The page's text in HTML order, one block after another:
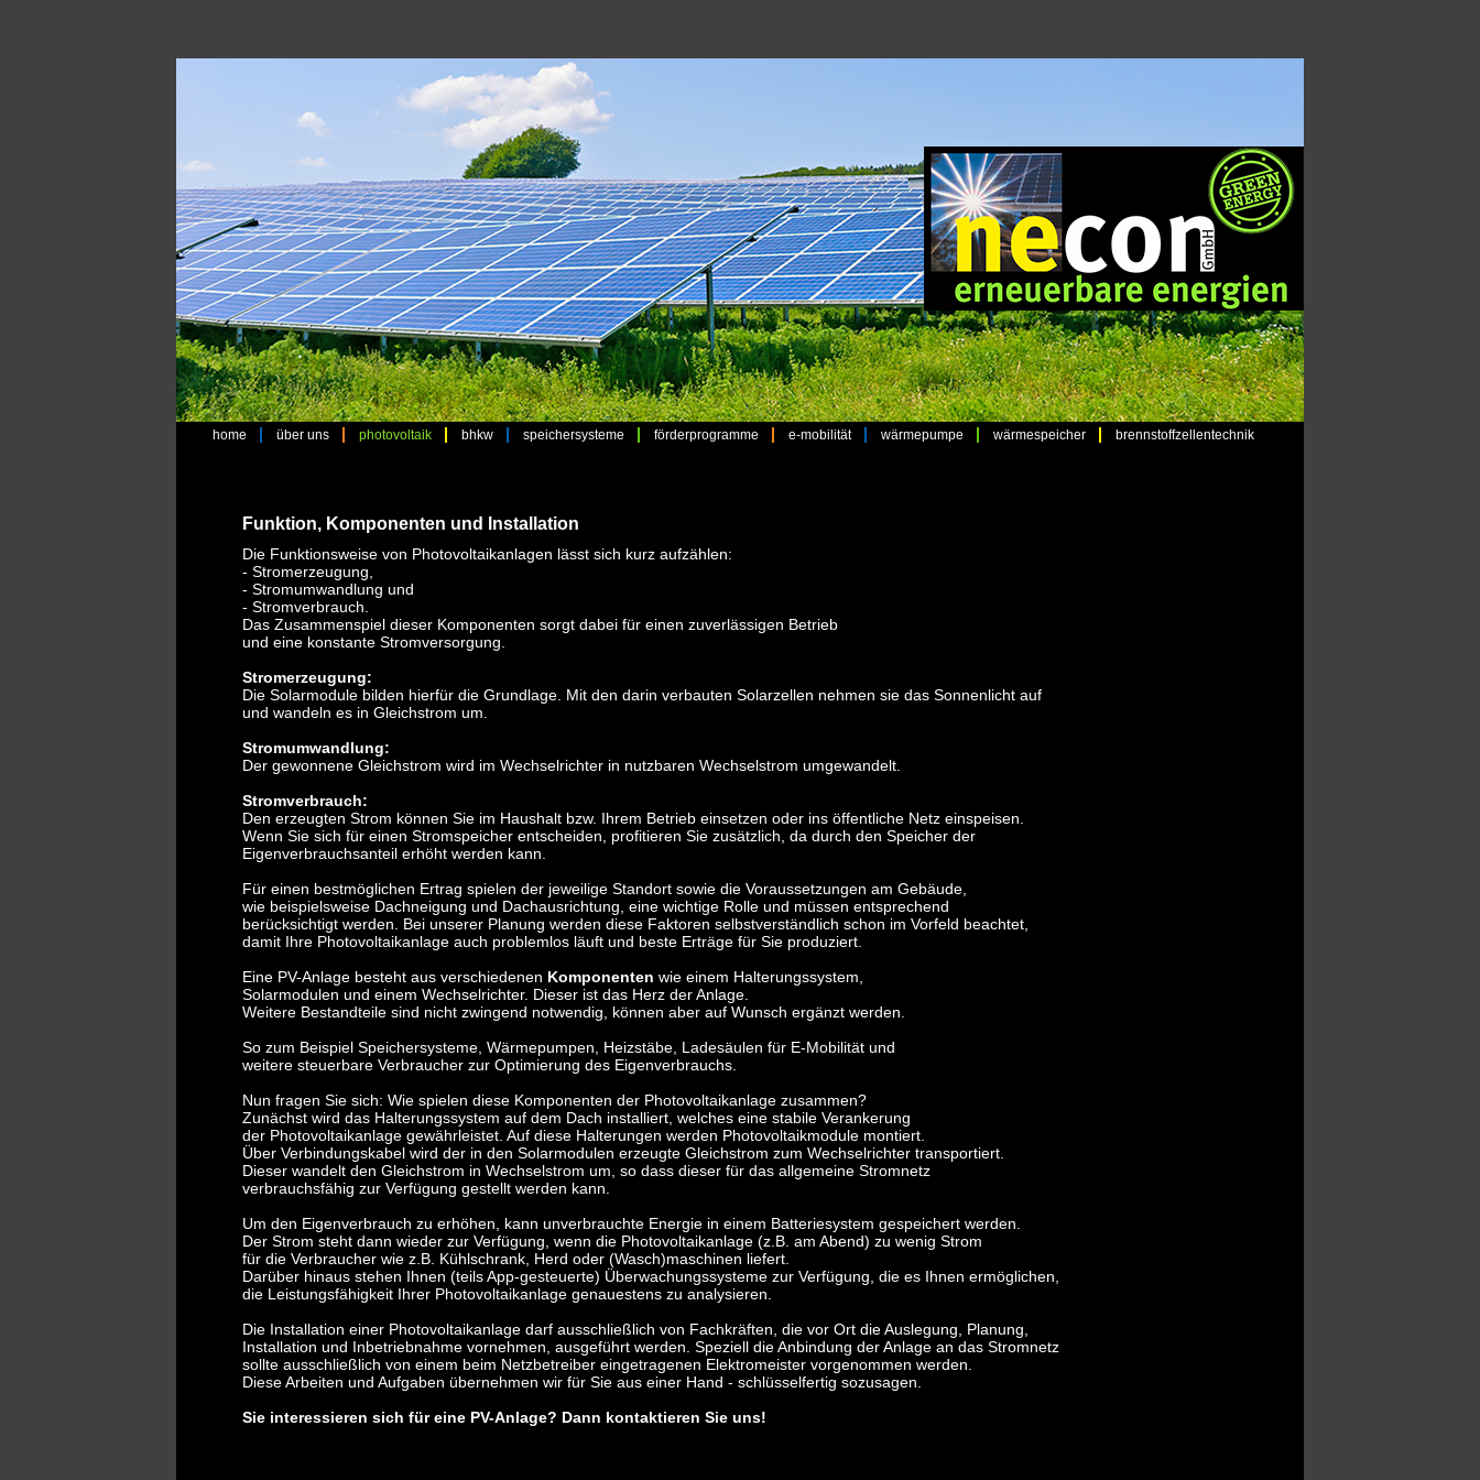
home über uns photovoltaik bhkw speichersysteme förderprogramme e-mobilität wärmepumpe wärmespeicher brennstoffzellentechnik
Funktion, Komponenten und Installation
Die Funktionsweise von Photovoltaikanlagen lässt sich kurz aufzählen:
- Stromerzeugung,
- Stromumwandlung und
- Stromverbrauch.
Das Zusammenspiel dieser Komponenten sorgt dabei für einen zuverlässigen Betrieb
und eine konstante Stromversorgung.
Stromerzeugung:
Die Solarmodule bilden hierfür die Grundlage. Mit den darin verbauten Solarzellen nehmen sie das Sonnenlicht auf
und wandeln es in Gleichstrom um.
Stromumwandlung:
Der gewonnene Gleichstrom wird im Wechselrichter in nutzbaren Wechselstrom umgewandelt.
Stromverbrauch:
Den erzeugten Strom können Sie im Haushalt bzw. Ihrem Betrieb einsetzen oder ins öffentliche Netz einspeisen.
Wenn Sie sich für einen Stromspeicher entscheiden, profitieren Sie zusätzlich, da durch den Speicher der
Eigenverbrauchsanteil erhöht werden kann.
Für einen bestmöglichen Ertrag spielen der jeweilige Standort sowie die Voraussetzungen am Gebäude,
wie beispielsweise Dachneigung und Dachausrichtung, eine wichtige Rolle und müssen entsprechend
berücksichtigt werden. Bei unserer Planung werden diese Faktoren selbstverständlich schon im Vorfeld beachtet,
damit Ihre Photovoltaikanlage auch problemlos läuft und beste Erträge für Sie produziert.
Eine PV-Anlage besteht aus verschiedenen Komponenten wie einem Halterungssystem,
Solarmodulen und einem Wechselrichter. Dieser ist das Herz der Anlage.
Weitere Bestandteile sind nicht zwingend notwendig, können aber auf Wunsch ergänzt werden.
So zum Beispiel Speichersysteme, Wärmepumpen, Heizstäbe, Ladesäulen für E-Mobilität und
weitere steuerbare Verbraucher zur Optimierung des Eigenverbrauchs.
Nun fragen Sie sich: Wie spielen diese Komponenten der Photovoltaikanlage zusammen?
Zunächst wird das Halterungssystem auf dem Dach installiert, welches eine stabile Verankerung
der Photovoltaikanlage gewährleistet. Auf diese Halterungen werden Photovoltaikmodule montiert.
Über Verbindungskabel wird der in den Solarmodulen erzeugte Gleichstrom zum Wechselrichter transportiert.
Dieser wandelt den Gleichstrom in Wechselstrom um, so dass dieser für das allgemeine Stromnetz
verbrauchsfähig zur Verfügung gestellt werden kann.
Um den Eigenverbrauch zu erhöhen, kann unverbrauchte Energie in einem Batteriesystem gespeichert werden.
Der Strom steht dann wieder zur Verfügung, wenn die Photovoltaikanlage (z.B. am Abend) zu wenig Strom
für die Verbraucher wie z.B. Kühlschrank, Herd oder (Wasch)maschinen liefert.
Darüber hinaus stehen Ihnen (teils App-gesteuerte) Überwachungssysteme zur Verfügung, die es Ihnen ermöglichen,
die Leistungsfähigkeit Ihrer Photovoltaikanlage genauestens zu analysieren.
Die Installation einer Photovoltaikanlage darf ausschließlich von Fachkräften, die vor Ort die Auslegung, Planung,
Installation und Inbetriebnahme vornehmen, ausgeführt werden. Speziell die Anbindung der Anlage an das Stromnetz
sollte ausschließlich von einem beim Netzbetreiber eingetragenen Elektromeister vorgenommen werden.
Diese Arbeiten und Aufgaben übernehmen wir für Sie aus einer Hand - schlüsselfertig sozusagen.
Sie interessieren sich für eine PV-Anlage? Dann kontaktieren Sie uns!